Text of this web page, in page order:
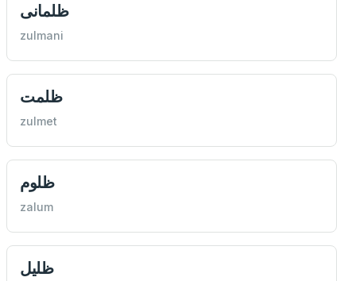
ظلمانى
zulmani
ظلمت
zulmet
ظلوم
zalum
ظليل